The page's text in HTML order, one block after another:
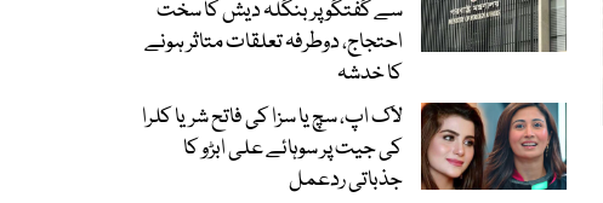
سے گفتگو پر بنگلہ دیش کا سخت
احتجاج، دوطرفہ تعلقات متاثر ہونے
کا خدشہ
لاک اپ، سچ یا سزا کی فاتح شریا کلرا
کی جیت پر سوہائے علی ابڑو کا
جذباتی ردعمل